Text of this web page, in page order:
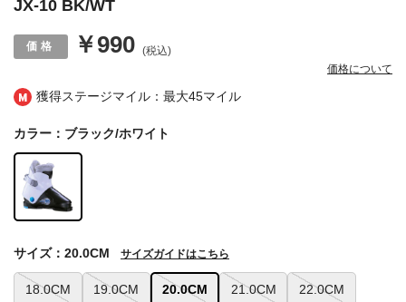
獲得ステージマイル：最大45マイル
JX-10 BK/WT
￥990 (税込)
価格について
カラー：ブラック/ホワイト
18.0CM 19.0CM 20.0CM 21.0CM 22.0CM
サイズ：20.0CM サイズガイドはこちら